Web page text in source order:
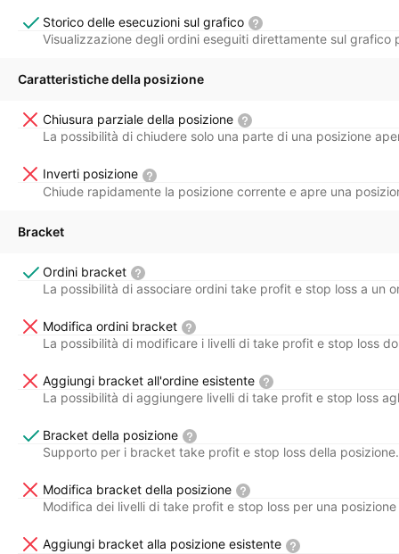
Storico delle esecuzioni sul grafico
Visualizzazione degli ordini eseguiti direttamente sul grafico
Caratteristiche della posizione
Chiusura parziale della posizione
La possibilità di chiudere solo una parte di una posizione
Inverti posizione
Chiude rapidamente la posizione corrente e apre una
Bracket
Ordini bracket
La possibilità di associare ordini take profit e stop loss a un
Modifica ordini bracket
La possibilità di modificare i livelli di take profit e stop loss
Aggiungi bracket all'ordine esistente
La possibilità di aggiungere livelli di take profit e stop loss
Bracket della posizione
Supporto per i bracket take profit e stop loss della posizione.
Modifica bracket della posizione
Modifica dei livelli di take profit e stop loss per una
Aggiungi bracket alla posizione esistente